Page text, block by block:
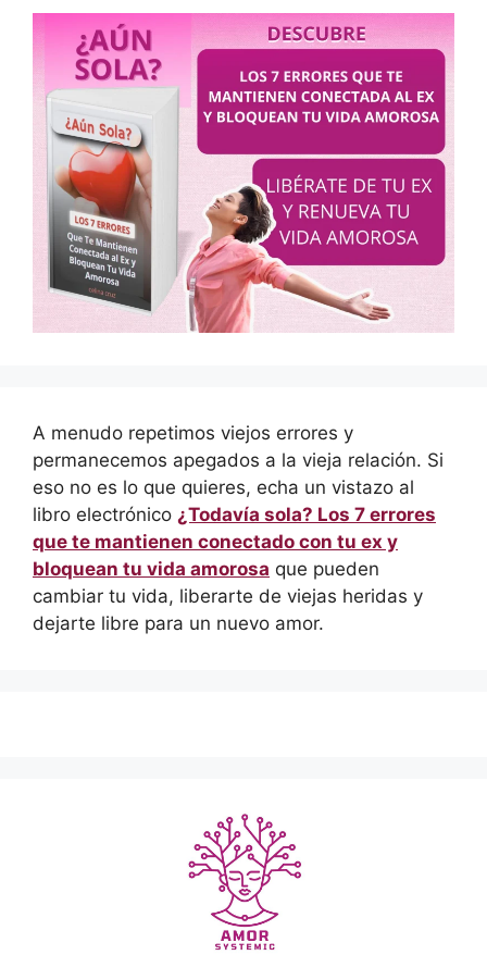
A menudo repetimos viejos errores y
permanecemos apegados a la vieja relación. Si
eso no es lo que quieres, echa un vistazo al
libro electrónico ¿Todavía sola? Los 7 errores
que te mantienen conectado con tu ex y
bloquean tu vida amorosa que pueden
cambiar tu vida, liberarte de viejas heridas y
dejarte libre para un nuevo amor.